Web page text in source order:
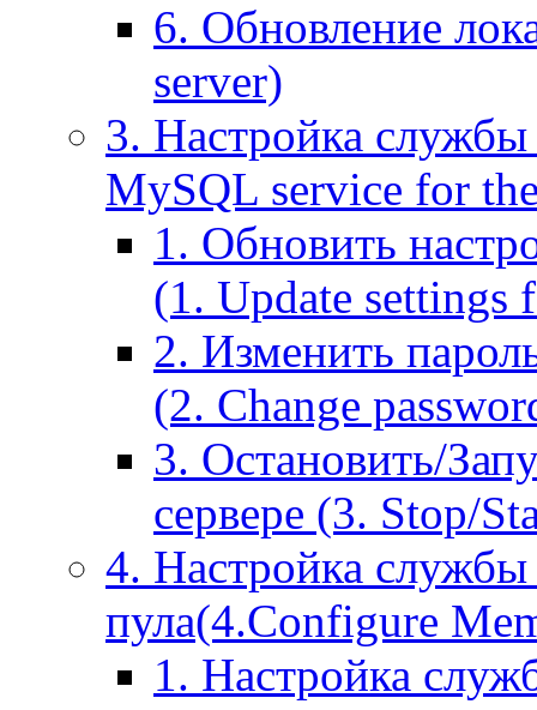
6. Обновление
server)
3. Настройка
MySQL service for
1. Обновить
(1. Update settings
2. Изменить
(2. Change
3. Остановить/
сервере (3. Stop/
4. Настройка
пула(4.Configure
1. Настройка